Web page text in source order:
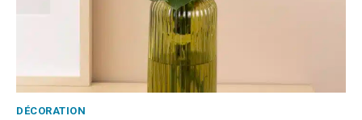
DÉCORATION